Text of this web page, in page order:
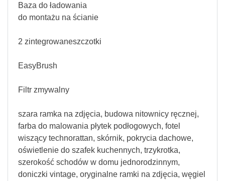
Baza do ładowania
do montażu na ścianie
2 zintegrowaneszczotki
EasyBrush
Filtr zmywalny
szara ramka na zdjęcia, budowa nitownicy ręcznej,
farba do malowania płytek podłogowych, fotel
wiszący technorattan, skórnik, pokrycia dachowe,
oświetlenie do szafek kuchennych, trzykrotka,
szerokość schodów w domu jednorodzinnym,
doniczki vintage, oryginalne ramki na zdjęcia, węgiel